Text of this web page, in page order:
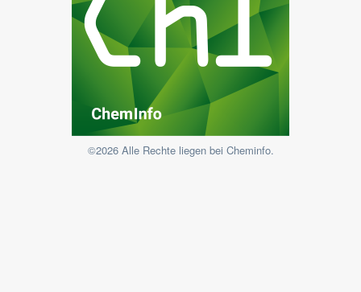
©2026 Alle Rechte liegen bei Cheminfo.